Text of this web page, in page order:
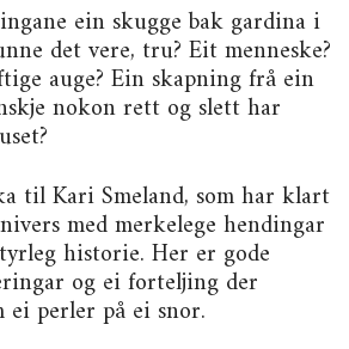
ein skugge bak gardina i
det vere, tru? Eit menneske?
auge? Ein skapning frå ein
nokon rett og slett har
til Kari Smeland, som har klart
med merkelege hendingar
historie. Her er gode
og ei forteljing der
ei perler på ei snor.